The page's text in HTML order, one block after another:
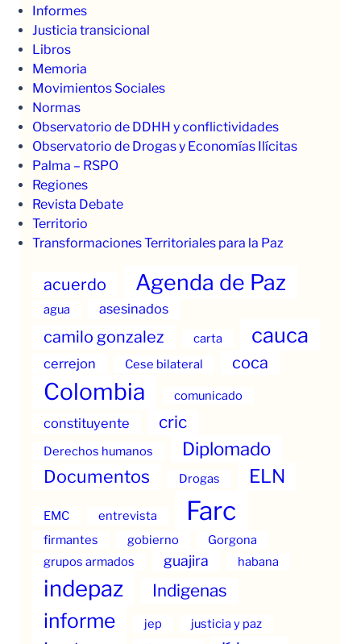
Informes
Justicia transicional
Libros
Memoria
Movimientos Sociales
Normas
Observatorio de DDHH y conflictividades
Observatorio de Drogas y Economías Ilícitas
Palma – RSPO
Regiones
Revista Debate
Territorio
Transformaciones Territoriales para la Paz
acuerdo Agenda de Paz
agua asesinados
camilo gonzalez carta cauca
cerrejon Cese bilateral coca
Colombia comunicado
constituyente cric
Derechos humanos Diplomado
Documentos Drogas ELN
EMC entrevista Farc
firmantes gobierno
Gorgona
grupos armados
guajira habana
indepaz Indigenas
informe jep justicia y paz